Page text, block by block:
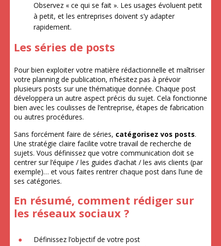
Observez « ce qui se fait ». Les usages évoluent petit
à petit, et les entreprises doivent s’y adapter
rapidement.
Les séries de posts
Pour bien exploiter votre matière rédactionnelle et maîtriser
votre planning de publication, n’hésitez pas à prévoir
plusieurs posts sur une thématique donnée. Chaque post
développera un autre aspect précis du sujet. Cela fonctionne
bien avec les coulisses de l’entreprise, étapes de fabrication
ou autres procédures.
Sans forcément faire de séries, catégorisez vos posts.
Une stratégie claire facilite votre travail de recherche de
sujets. Vous définissez que votre communication doit se
centrer sur l’équipe / les guides d’achat / les avis clients (par
exemple)… et vous faites rentrer chaque post dans l’une de
ses catégories.
En résumé, comment rédiger sur
les réseaux sociaux ?
Définissez l’objectif de votre post